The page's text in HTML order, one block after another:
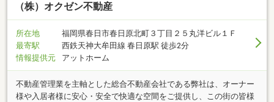
（株）オクゼン不動産
所在地
福岡県春日市春日原北町３丁目２５丸洋ビル１Ｆ
最寄駅
西鉄天神大牟田線 春日原駅 徒歩2分
情報提供元
アットホーム
不動産管理業を主軸とした総合不動産会社である弊社は、オーナー
様や入居者様に安心・安全で快適な空間をご提供し、この街の皆様